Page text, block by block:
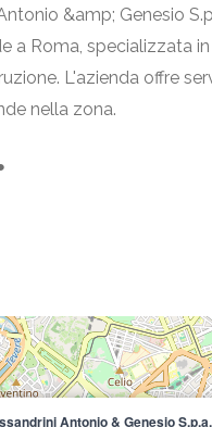
&amp; Genesio
a Roma, specializzata
L'azienda offre
nella zona.
Antonio & Genesio S.p.a.